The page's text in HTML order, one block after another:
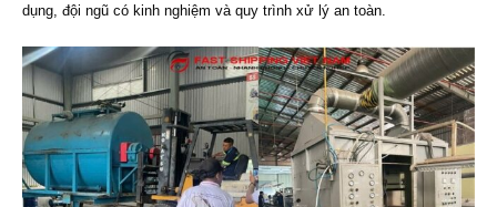
dụng, đội ngũ có kinh nghiệm và quy trình xử lý an toàn.